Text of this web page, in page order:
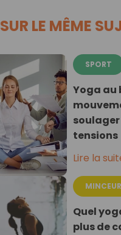
SUR LE MÊME
SPORT
Yoga au
soulager
tensions
Lire la
MINCEUR
Quel
plus de